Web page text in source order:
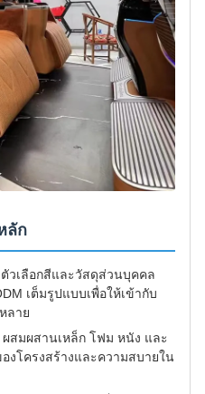
ลัก
วเลือกสีและวัสดุส่วนบุคคล
เต็มรูปแบบเพื่อให้เข้ากับ
ลาย
สมผสานเหล็ก โฟม หนัง และ
งโครงสร้างและความสบายใน